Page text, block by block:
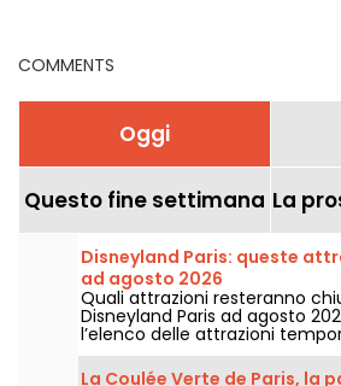
COMMENTS
Oggi
Questo fine settimana La
Disneyland Paris: queste
ad agosto 2026
Quali attrazioni resteranno
Disneyland Paris ad agosto
l’elenco delle attrazioni
non disponibili per
per aiutarvi a organizzare al
La Coulée Verte de Paris, la